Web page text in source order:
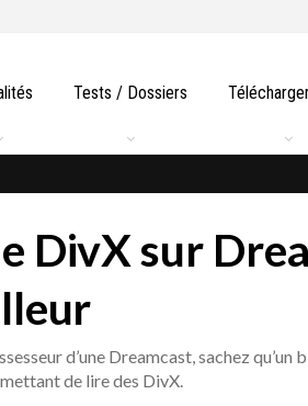
Tests / Dossiers
DivX sur
d’une Dreamcast, sachez
de lire des DivX.